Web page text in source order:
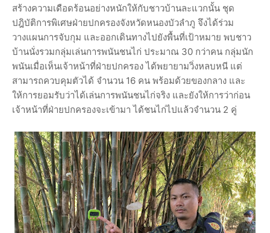
สร้างความเดือดร้อนอย่างหนักให้กับชาวบ้านละแวกนั้น ชุด
ปฎิบัติการพิเศษฝ่ายปกครองจังหวัดหนองบัวลำภู จึงได้ร่วม
วางแผนการจับกุม และออกเดินทางไปยังพื้นที่เป้าหมาย พบชาว
บ้านนั่งรวมกลุ่มเล่นการพนันชนไก่ ประมาณ 30 กว่าคน กลุ่มนัก
พนันเมื่อเห็นเจ้าหน้าที่ฝ่ายปกครอง ได้พยายามวิ่งหลบหนี แต่
สามารถควบคุมตัวได้ จำนวน 16 คน พร้อมด้วยของกลาง และ
ให้การยอมรับว่าได้เล่นการพนันชนไก่จริง และยังให้การว่าก่อน
เจ้าหน้าที่ฝ่ายปกครองจะเข้ามา ได้ชนไก่ไปแล้วจำนวน 2 คู่